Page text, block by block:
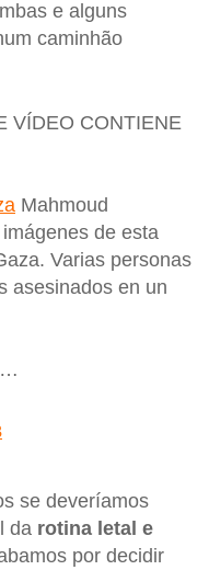
e alguns
caminhão
VÍDEO CONTIENE
Mahmoud
de esta
Varias personas
asesinados en un
se deveríamos
da rotina letal e
por decidir